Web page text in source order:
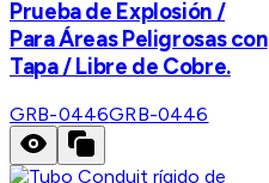
Prueba de Explosión /
Para Áreas Peligrosas con
Tapa / Libre de Cobre.
GRB-0446GRB-0446